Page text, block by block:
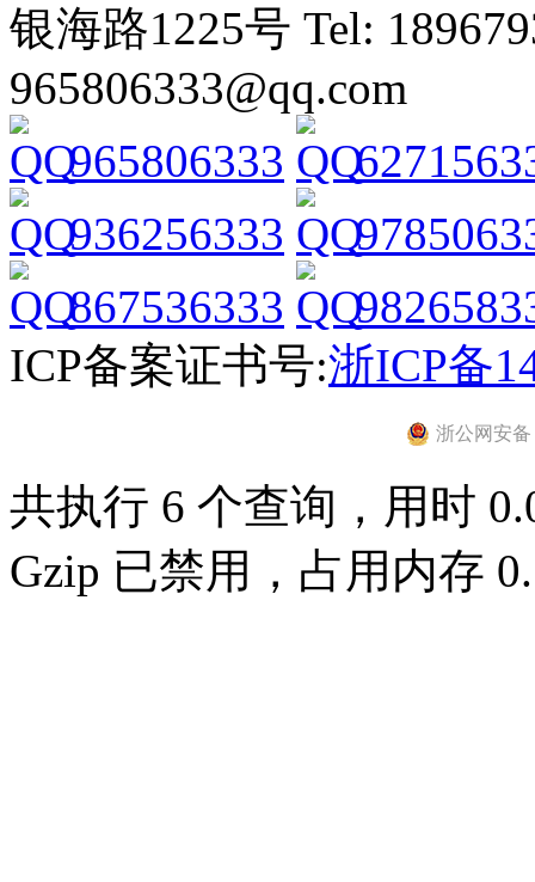
银海路1225号 Tel:
965806333@qq.com
965806333
936256333
867536333
ICP备案证书号:浙ICP备
浙公网安备
共执行 6 个查询，用时
Gzip 已禁用，占用内存